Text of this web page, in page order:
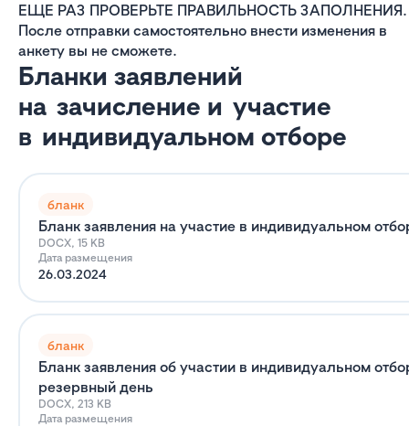
ЕЩЕ РАЗ ПРОВЕРЬТЕ ПРАВИЛЬНОСТЬ ЗАПОЛНЕНИЯ.
После отправки самостоятельно внести изменения в
анкету вы не сможете.
Бланки заявлений
на зачисление и участие
в индивидуальном отборе
бланк
Бланк заявления на участие в индивидуальном
DOCX, 15 KB
Дата размещения
26.03.2024
бланк
Бланк заявления об участии в индивидуальном
резервный день
DOCX, 213 KB
Дата размещения